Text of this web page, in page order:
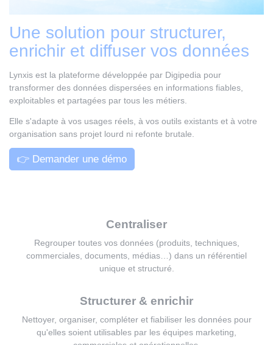
Une solution pour structurer,
enrichir et diffuser vos données
Lynxis est la plateforme développée par Digipedia pour
transformer des données dispersées en informations fiables,
exploitables et partagées par tous les métiers.
Elle s'adapte à vos usages réels, à vos outils existants et à votre
organisation sans projet lourd ni refonte brutale.
👉 Demander une démo
Centraliser
Regrouper toutes vos données (produits, techniques,
commerciales, documents, médias…) dans un référentiel
unique et structuré.
Structurer & enrichir
Nettoyer, organiser, compléter et fiabiliser les données pour
qu'elles soient utilisables par les équipes marketing,